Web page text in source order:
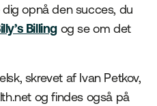
opnå den succes, du
Billing og se om det
skrevet af Ivan Petkov,
og findes også på